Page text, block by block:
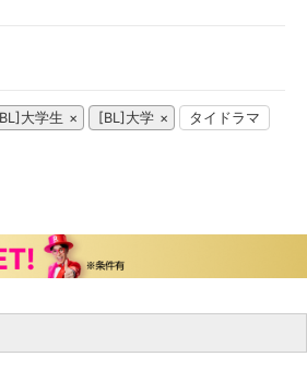
大学生 [BL]大学 タイドラマ